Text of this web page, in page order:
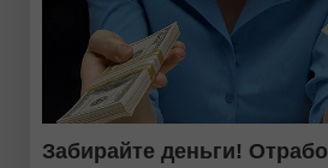
Забирайте деньги!